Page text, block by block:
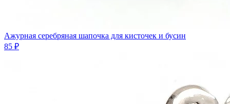
Ажурная серебряная шапочка для кисточек и бусин
85 ₽